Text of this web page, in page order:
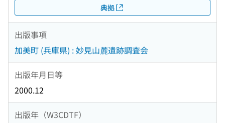
典拠
出版事項
加美町 (兵庫県) : 妙見山麓遺跡調査会
出版年月日等
2000.12
出版年（W3CDTF）